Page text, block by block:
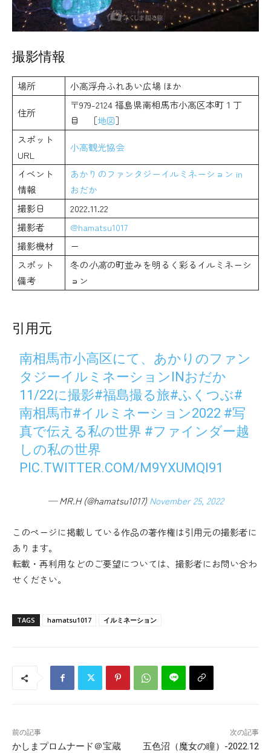
撮影情報
場所 小高浮舟ふれあい広場 ほか
住所
〒979-2124 福島県南相馬市小高区本町１丁
目 ［地図］
スポット
URL
小高観光協会
イベント
情報
あかりのファンタジーイルミネーション in
おだか
撮影日
2022.11.22
撮影者
@hamatsu1017
撮影機材
ー
スポット
備考
冬の小高の町並みを明るく彩るイルミネーシ
ョン
引用元
南相馬市小高区にて、あかりのファン
タジーイルミネーションINおだか
11/22に撮影#福島撮る旅#ふくつぶ#
南相馬市#イルミネーション2022 #写
真で伝える私の世界 #ファインダー越
しの私の世界ᅠ
PIC.TWITTER.COM/M9YXUMQI91
— MR.H (@hamatsu1017)November 25, 2022
このページに掲載している作品の著作権は引用元の撮影者に
あります。
転載・再利用などのご要望については、撮影者にお問い合わ
せください。
TAGS hamatsu1017 イルミネーション
前の記事
かしまプロムナード＠宝蔵
次の記事
五色沼（魔女の瞳）-2022.12